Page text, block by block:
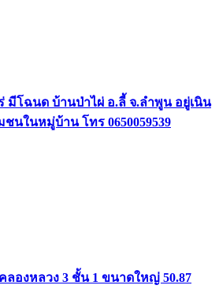
มีโฉนด บ้านป่าไผ่ อ.ลี้ จ.ลำพูน อยู่เนิน
นในหมู่บ้าน โทร 0650059539
องหลวง 3 ชั้น 1 ขนาดใหญ่ 50.87